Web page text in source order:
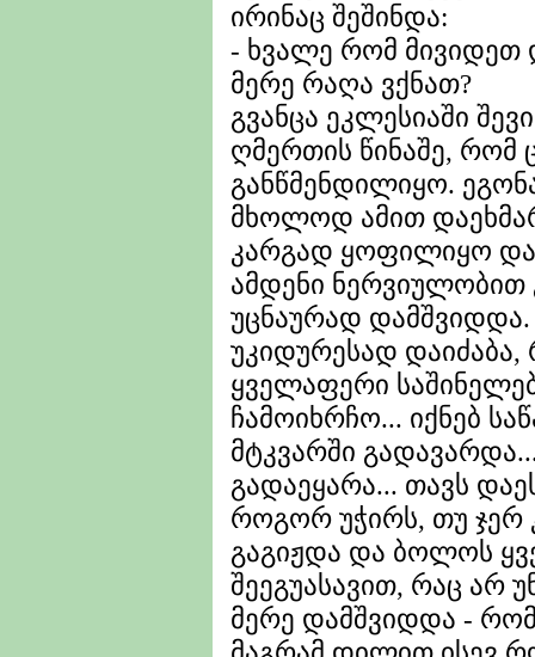
ირინაც შეშინდა:
- ხვალე რომ მივიდეთ
მერე რაღა ვქნათ?
გვანცა ეკლესიაში
ღმერთის წინაშე, რომ
განწმენდილიყო.
მხოლოდ ამით
კარგად ყოფილიყო
ამდენი
უცნაურად დამშვიდდა.
უკიდურესად
ყველაფერი
ჩამოიხრჩო... იქნებ
მტკვარში
გადაეყარა... თავს
როგორ უჭირს, თუ ჯერ
გაგიჟდა და ბოლოს
შეეგუასავით, რაც არ
მერე დამშვიდდა -